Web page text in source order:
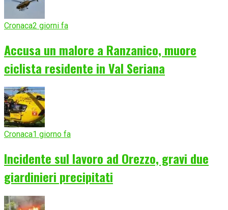
Cronaca2 giorni fa
Accusa un malore a Ranzanico, muore
ciclista residente in Val Seriana
Cronaca1 giorno fa
Incidente sul lavoro ad Orezzo, gravi due
giardinieri precipitati